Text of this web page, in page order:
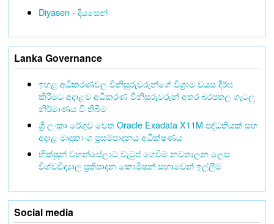
Diyasen - දියසෙන්
Lanka Governance
ඉහළ අධිකරණවල විනිසුරුවරුන්ගේ විශ්‍රාම වයස දීර්ඝ
කිරීමට අදාළව අධිකරණ විනිසුරුවරුන් අතර බරපතල ගැටලු
නිර්මාණය වී තිබීම
ශ්‍රී ලංකා රේගුව වෙත Oracle Exadata X11M පද්ධතියක් සහ
අදාළ මෘදුකාංග ප්‍රසම්පාදනය අධීක්ෂණය
භික්ෂූන් වහන්සේලාට වැටුප් ගෙවීම නවතාලන ලෙස
විශ්වවිද්‍යාල ප්‍රතිපාදන කොමිෂන් සභාවෙන් ඉල්ලීම
Social media